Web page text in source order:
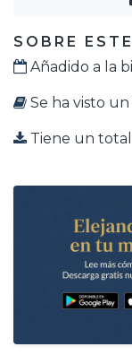
SOBRE
Añadido a la
Se ha visto
Tiene un